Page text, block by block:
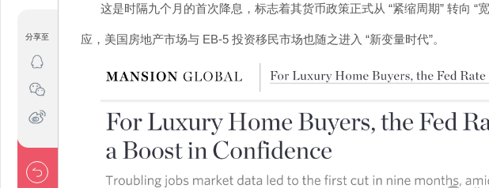
分享至
这是时隔九个月的首次降息，标志着其货币政策正式从 “紧缩周期” 转向 “
应，美国房地产市场与 EB-5 投资移民市场也随之进入 “新变量时代”。